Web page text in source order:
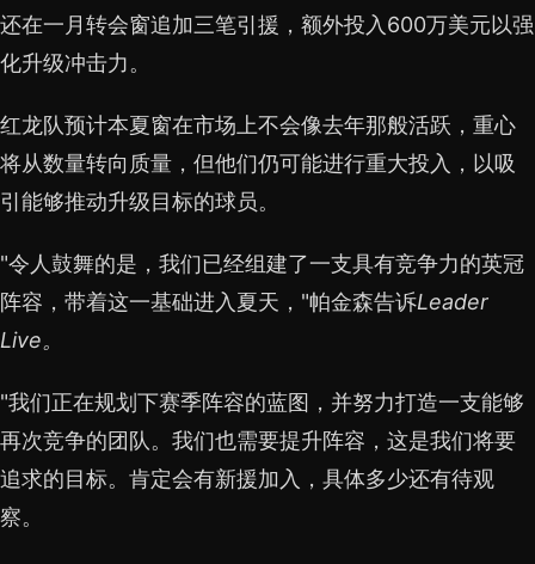
还在一月转会窗追加三笔引援，额外投入600万美元以强
化升级冲击力。
红龙队预计本夏窗在市场上不会像去年那般活跃，重心
将从数量转向质量，但他们仍可能进行重大投入，以吸
引能够推动升级目标的球员。
"令人鼓舞的是，我们已经组建了一支具有竞争力的英冠
阵容，带着这一基础进入夏天，"帕金森告诉Leader
Live。
"我们正在规划下赛季阵容的蓝图，并努力打造一支能够
再次竞争的团队。我们也需要提升阵容，这是我们将要
追求的目标。肯定会有新援加入，具体多少还有待观
察。